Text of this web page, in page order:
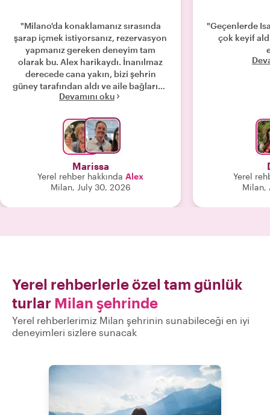
"Milano'da konaklamanız sırasında
şarap içmek istiyorsanız, rezervasyon
yapmanız gereken deneyim tam
olarak bu. Alex harikaydı. İnanılmaz
derecede cana yakın, bizi şehrin
güney tarafından aldı ve aile bağlarına
götürdü. Şaraplar çok lezzetliydi ve
için mükemmeldi. Hasattan hemen
önce gittiğimiz için asmadan
doğrudan üzüm tatma şansımız oldu,
bu çok havalıydı. Bize denememiz için
bolca şarap ikram etti ve hepsi
harikaydı. Şarap yetiştiriciliği ve
yapımı hakkında çok şey öğrendik.
Ayrıca öğle yemeğinde bize eşlik eden
Devamını oku
Marissa
Yerel rehber hakkında Alex
Milan, July 30, 2026
"Geçenlerde
çok keyif
Yerel
Milan,
Yerel rehberlerle özel tam günlük
turlar Milan şehrinde
Yerel rehberlerimiz Milan şehrinin sunabileceği en iyi
deneyimleri sizlere sunacak